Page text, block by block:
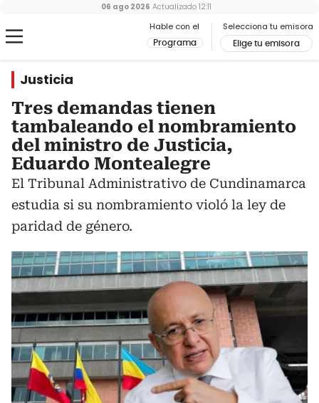
Hable con el
Programa
Selecciona tu emisora
Elige tu emisora
06 ago 2026 Actualizado 12:11
Justicia
Tres demandas tienen
tambaleando el nombramiento
del ministro de Justicia,
Eduardo Montealegre
El Tribunal Administrativo de Cundinamarca
estudia si su nombramiento violó la ley de
paridad de género.